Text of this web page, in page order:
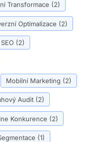
Transformace (2)
Optimalizace (2)
(2)
Mobilní Marketing (2)
Audit (2)
Konkurence (2)
(1)